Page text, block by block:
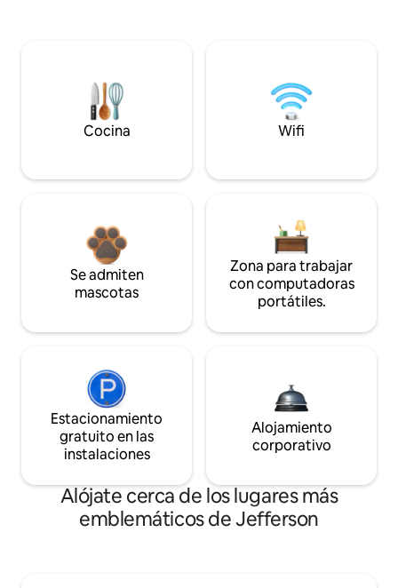
Cocina Wifi
Se admiten
mascotas
Zona para trabajar
con computadoras
portátiles.
Estacionamiento
gratuito en las
instalaciones
Alojamiento
corporativo
Alójate cerca de los lugares más
emblemáticos de Jefferson